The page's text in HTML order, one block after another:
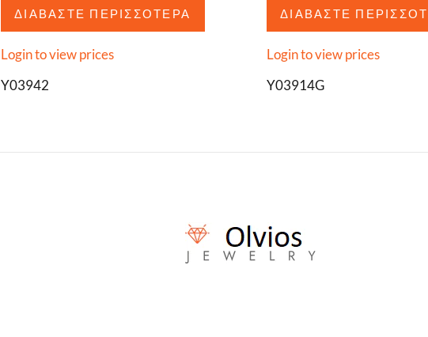
ΔΙΑΒΆΣΤΕ ΠΕΡΙΣΣΌΤΕΡΑ
Login to view prices
Y03942
ΔΙΑΒΆΣΤΕ
Login to view prices
Y03914G